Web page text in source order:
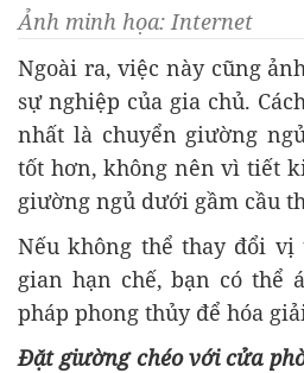
Ảnh minh họa: Internet
Ngoài ra, việc này cũng
sự nghiệp của gia chủ.
nhất là chuyển giường
tốt hơn, không nên vì tiết
giường ngủ dưới gầm cầu
Nếu không thể thay đổi
gian hạn chế, bạn có thể
pháp phong thủy để hóa
Đặt giường chéo với cửa